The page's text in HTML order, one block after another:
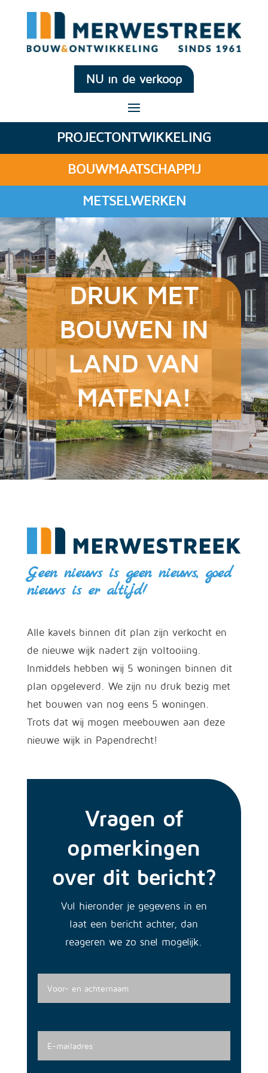
NU in de verkoop
PROJECTONTWIKKELING
BOUWMAATSCHAPPIJ
METSELWERKEN
DRUK MET
BOUWEN IN
LAND VAN
MATENA!
Geen nieuws is geen nieuws, goed
nieuws is er altijd!
Alle kavels binnen dit plan zijn verkocht en
de nieuwe wijk nadert zijn voltooiing.
Inmiddels hebben wij 5 woningen binnen dit
plan opgeleverd. We zijn nu druk bezig met
het bouwen van nog eens 5 woningen.
Trots dat wij mogen meebouwen aan deze
nieuwe wijk in Papendrecht!
Vragen of
opmerkingen
over dit bericht?
Vul hieronder je gegevens in en
laat een bericht achter, dan
reageren we zo snel mogelijk.